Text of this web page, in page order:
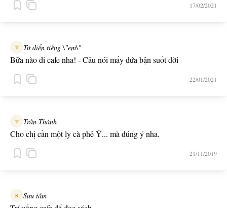
17/02/2021
T Từ điển tiếng \"em\"
Bữa nào đi cafe nha! - Câu nói mấy đứa bận suốt đời
22/01/2021
T Trấn Thành
Cho chị cần một ly cà phê Ý... mà đúng ý nha.
21/11/2019
S Sưu tầm